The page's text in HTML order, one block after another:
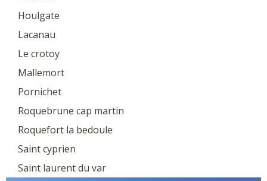
Houlgate
Lacanau
Le crotoy
Mallemort
Pornichet
Roquebrune cap martin
Roquefort la bedoule
Saint cyprien
Saint laurent du var